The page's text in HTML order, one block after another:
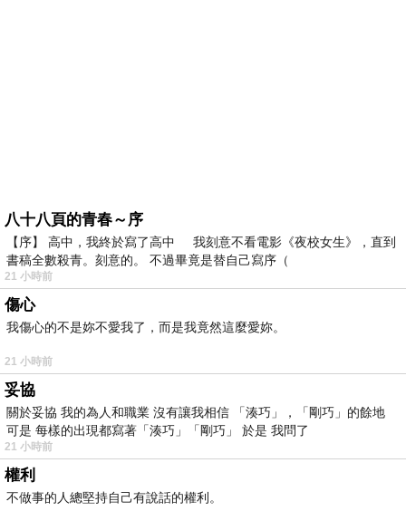
八十八頁的青春～序
【序】 高中，我終於寫了高中 我刻意不看電影《夜校女生》，直到
書稿全數殺青。刻意的。 不過畢竟是替自己寫序（
21 小時前
傷心
我傷心的不是妳不愛我了，而是我竟然這麼愛妳。
21 小時前
妥協
關於妥協 我的為人和職業 沒有讓我相信 「湊巧」，「剛巧」的餘地
可是 每樣的出現都寫著「湊巧」「剛巧」 於是 我問了
21 小時前
權利
不做事的人總堅持自己有說話的權利。